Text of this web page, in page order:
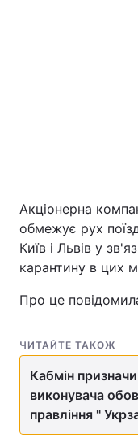
Акціонерна
обмежує рух
Київ і Львів у
карантину в цих
Про це
ЧИТАЙТЕ ТАКОЖ
Кабмін
виконувача
правління "